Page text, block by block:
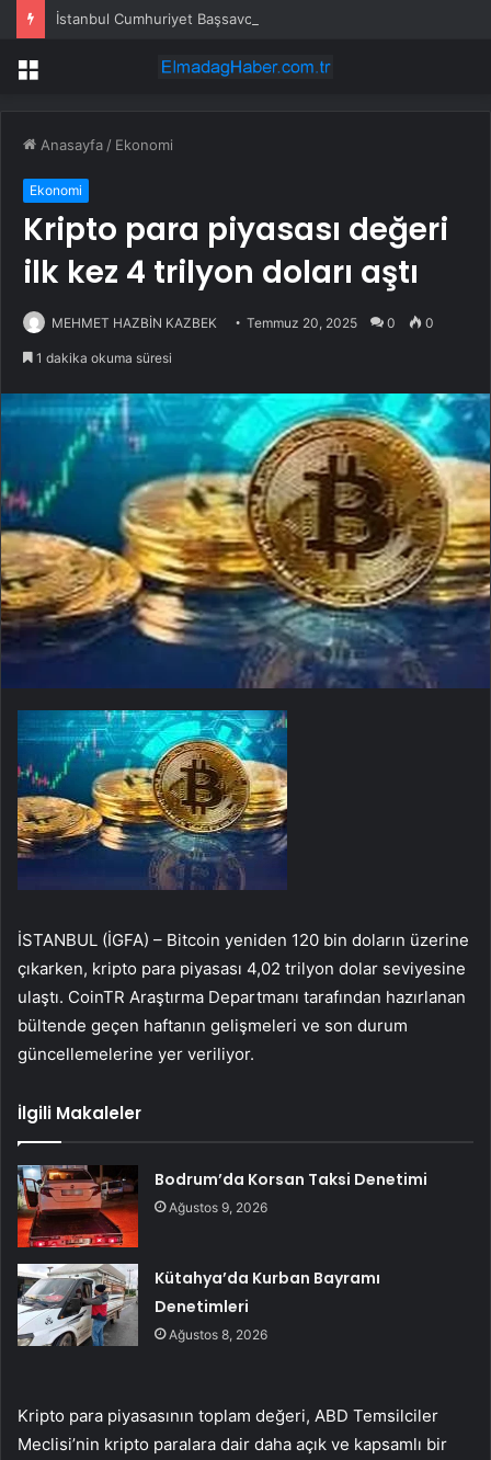
Menü
Anasayfa / Ekonomi
Ekonomi
Kripto para piyasası değeri
ilk kez 4 trilyon doları aştı
MEHMET HAZBİN KAZBEK Temmuz 20, 2025 0 0
1 dakika okuma süresi
İSTANBUL (İGFA) – Bitcoin yeniden 120 bin doların üzerine
çıkarken, kripto para piyasası 4,02 trilyon dolar seviyesine
ulaştı. CoinTR Araştırma Departmanı tarafından hazırlanan
bültende geçen haftanın gelişmeleri ve son durum
güncellemelerine yer veriliyor.
İlgili Makaleler
Bodrum’da Korsan Taksi Denetimi
Ağustos 9, 2026
Kütahya’da Kurban Bayramı
Denetimleri
Ağustos 8, 2026
Kripto para piyasasının toplam değeri, ABD Temsilciler
Meclisi’nin kripto paralara dair daha açık ve kapsamlı bir